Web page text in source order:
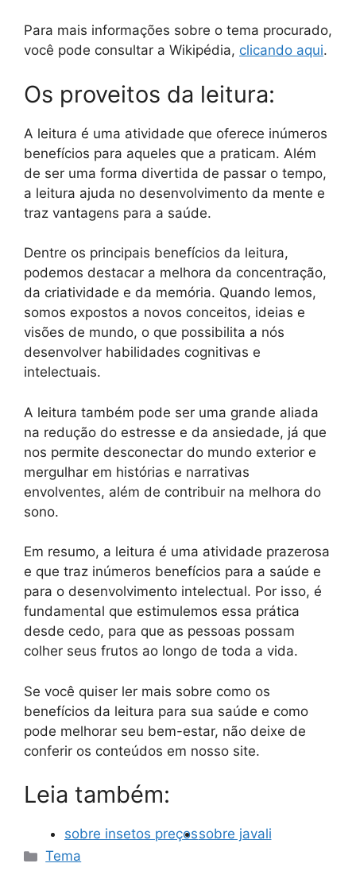
Para mais informações sobre o tema procurado,
você pode consultar a Wikipédia, clicando aqui.
Os proveitos da leitura:
A leitura é uma atividade que oferece inúmeros
benefícios para aqueles que a praticam. Além
de ser uma forma divertida de passar o tempo,
a leitura ajuda no desenvolvimento da mente e
traz vantagens para a saúde.
Dentre os principais benefícios da leitura,
podemos destacar a melhora da concentração,
da criatividade e da memória. Quando lemos,
somos expostos a novos conceitos, ideias e
visões de mundo, o que possibilita a nós
desenvolver habilidades cognitivas e
intelectuais.
A leitura também pode ser uma grande aliada
na redução do estresse e da ansiedade, já que
nos permite desconectar do mundo exterior e
mergulhar em histórias e narrativas
envolventes, além de contribuir na melhora do
sono.
Em resumo, a leitura é uma atividade prazerosa
e que traz inúmeros benefícios para a saúde e
para o desenvolvimento intelectual. Por isso, é
fundamental que estimulemos essa prática
desde cedo, para que as pessoas possam
colher seus frutos ao longo de toda a vida.
Se você quiser ler mais sobre como os
benefícios da leitura para sua saúde e como
pode melhorar seu bem-estar, não deixe de
conferir os conteúdos em nosso site.
Leia também:
sobre insetos preçossobre javali
Categorias
Tema